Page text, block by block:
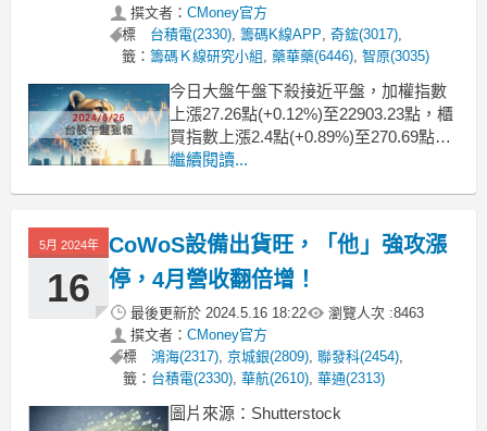
撰文者： CMoney官方
標
籤：
台積電(2330), 籌碼K線APP, 奇鋐(3017),
籌碼Ｋ線研究小組 , 藥華藥(6446), 智原(3035)
今日大盤午盤下殺接近平盤，加權指數
上漲27.26點(+0.12%)至22903.23點，櫃
買指數上漲2.4點(+0.89%)至270.69點。
權值股部分漲跌互見，健策(3653)上漲
4.33%、祥碩(52
繼續閱讀...
5月 2024年
16
CoWoS設備出貨旺，「他」強攻漲
停，4月營收翻倍增！
最後更新於 2024.5.16 18:22 瀏覽人次 :8463
撰文者： CMoney官方
標
籤：
鴻海(2317), 京城銀(2809), 聯發科(2454),
台積電(2330), 華航(2610), 華通(2313)
圖片來源：Shutterstock